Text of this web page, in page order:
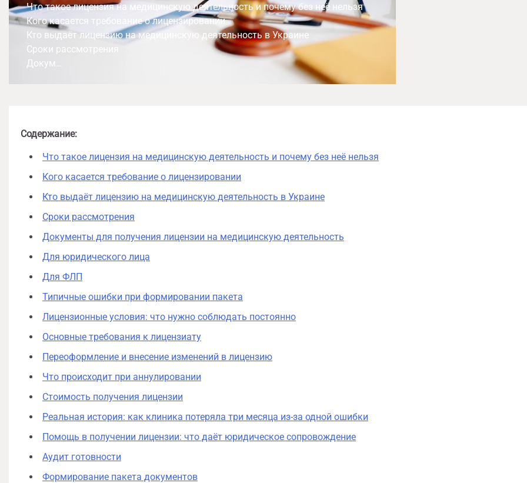
Что такое лицензия на медицинскую деятельность и почему без неё нельзя
Кого касается требование о лицензировании
Кто выдаёт лицензию на медицинскую деятельность в Украине
Сроки рассмотрения
Докум…
Содержание:
Что такое лицензия на медицинскую деятельность и почему без неё нельзя
Кого касается требование о лицензировании
Кто выдаёт лицензию на медицинскую деятельность в Украине
Сроки рассмотрения
Документы для получения лицензии на медицинскую деятельность
Для юридического лица
Для ФЛП
Типичные ошибки при формировании пакета
Лицензионные условия: что нужно соблюдать постоянно
Основные требования к лицензиату
Переоформление и внесение изменений в лицензию
Что происходит при аннулировании
Стоимость получения лицензии
Реальная история: как клиника потеряла три месяца из-за одной ошибки
Помощь в получении лицензии: что даёт юридическое сопровождение
Аудит готовности
Формирование пакета документов